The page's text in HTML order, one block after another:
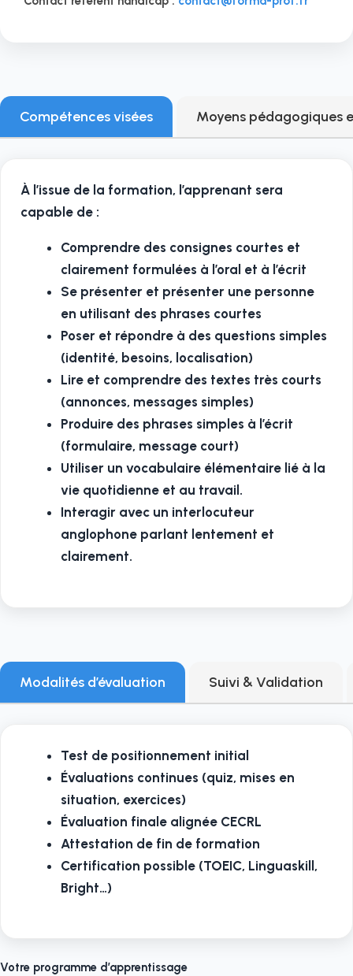
Compétences visées Moyens pédagogiques
À l’issue de la formation, l’apprenant sera
capable de :
Comprendre des consignes courtes et
clairement formulées à l’oral et à l’écrit
Se présenter et présenter une personne
en utilisant des phrases courtes
Poser et répondre à des questions simples
(identité, besoins, localisation)
Lire et comprendre des textes très courts
(annonces, messages simples)
Produire des phrases simples à l’écrit
(formulaire, message court)
Utiliser un vocabulaire élémentaire lié à la
vie quotidienne et au travail.
Interagir avec un interlocuteur
anglophone parlant lentement et
clairement.
Modalités d’évaluation Suivi & Validation
Test de positionnement initial
Évaluations continues (quiz, mises en
situation, exercices)
Évaluation finale alignée CECRL
Attestation de fin de formation
Certification possible (TOEIC, Linguaskill,
Bright…)
Votre programme d’apprentissage